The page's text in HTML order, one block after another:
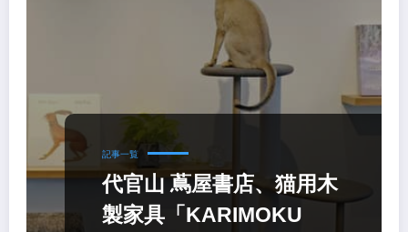
記事一覧
代官山 蔦屋書店、猫用木
製家具「KARIMOKU